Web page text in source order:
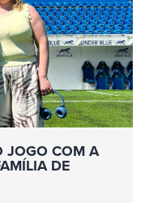
JOGO COM A
DE